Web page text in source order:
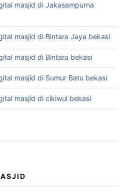
masjid di Jakasampurna
masjid di Bintara Jaya bekasi
masjid di Bintara bekasi
masjid di Sumur Batu bekasi
masjid di cikiwul bekasi